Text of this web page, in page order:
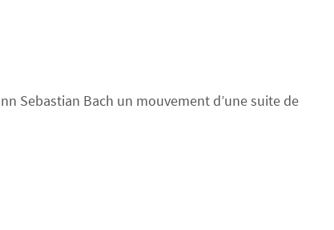
Sebastian Bach un mouvement d’une suite de